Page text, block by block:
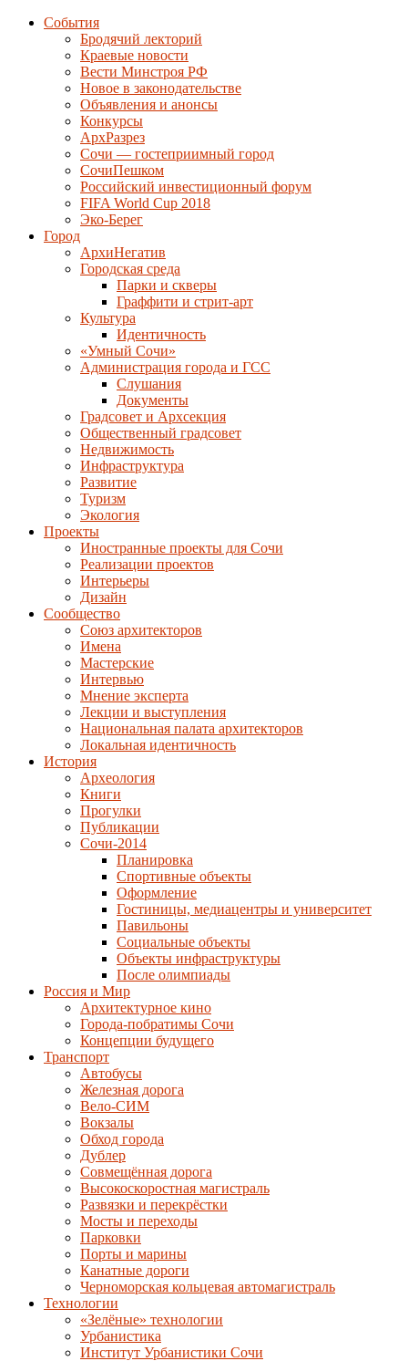
События
Бродячий лекторий
Краевые новости
Вести Минстроя РФ
Новое в законодательстве
Объявления и анонсы
Конкурсы
АрхРазрез
Сочи — гостеприимный город
СочиПешком
Российский инвестиционный форум
FIFA World Cup 2018
Эко-Берег
Город
АрхиНегатив
Городская среда
Парки и скверы
Граффити и стрит-арт
Культура
Идентичность
«Умный Сочи»
Администрация города и ГСС
Слушания
Документы
Градсовет и Архсекция
Общественный градсовет
Недвижимость
Инфраструктура
Развитие
Туризм
Экология
Проекты
Иностранные проекты для Сочи
Реализации проектов
Интерьеры
Дизайн
Сообщество
Союз архитекторов
Имена
Мастерские
Интервью
Мнение эксперта
Лекции и выступления
Национальная палата архитекторов
Локальная идентичность
История
Археология
Книги
Прогулки
Публикации
Сочи-2014
Планировка
Спортивные объекты
Оформление
Гостиницы, медиацентры и университет
Павильоны
Социальные объекты
Объекты инфраструктуры
После олимпиады
Россия и Мир
Архитектурное кино
Города-побратимы Сочи
Концепции будущего
Транспорт
Автобусы
Железная дорога
Вело-СИМ
Вокзалы
Обход города
Дублер
Совмещённая дорога
Высокоскоростная магистраль
Развязки и перекрёстки
Мосты и переходы
Парковки
Порты и марины
Канатные дороги
Черноморская кольцевая автомагистраль
Технологии
«Зелёные» технологии
Урбанистика
Институт Урбанистики Сочи